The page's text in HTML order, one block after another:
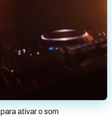
ativar o som